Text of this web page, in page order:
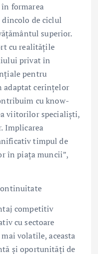
formarea
dincolo de ciclul
superior.
cu realitățile
privat în
pentru
adaptat cerințelor
cu know-
viitorilor specialiști,
Implicarea
timpul de
în piața muncii”,
competitiv
cu sectoare
volatile, aceasta
și oportunități de